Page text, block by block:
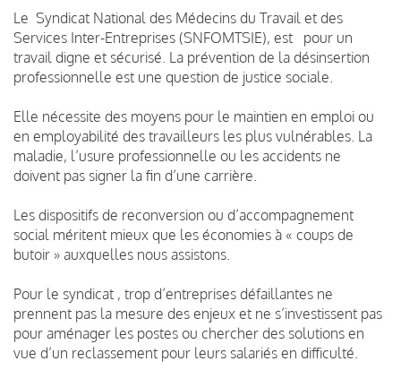
Le Syndicat National des Médecins du Travail et des
Services Inter-Entreprises (SNFOMTSIE), est pour un
travail digne et sécurisé. La prévention de la désinsertion
professionnelle est une question de justice sociale.
Elle nécessite des moyens pour le maintien en emploi ou
en employabilité des travailleurs les plus vulnérables. La
maladie, l’usure professionnelle ou les accidents ne
doivent pas signer la fin d’une carrière.
Les dispositifs de reconversion ou d’accompagnement
social méritent mieux que les économies à « coups de
butoir » auxquelles nous assistons.
Pour le syndicat , trop d’entreprises défaillantes ne
prennent pas la mesure des enjeux et ne s’investissent pas
pour aménager les postes ou chercher des solutions en
vue d’un reclassement pour leurs salariés en difficulté.